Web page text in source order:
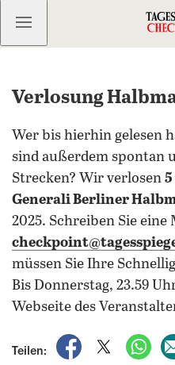
Kostenlos anmelden
Verlosung
Wer bis hierhin gelesen
sind außerdem spontan
Strecken? Wir verlosen
Generali Berliner
2025. Schreiben Sie eine
müssen Sie Ihre
Bis Donnerstag, 23.59
Webseite des
Teilen:
auf Facebook
auf X